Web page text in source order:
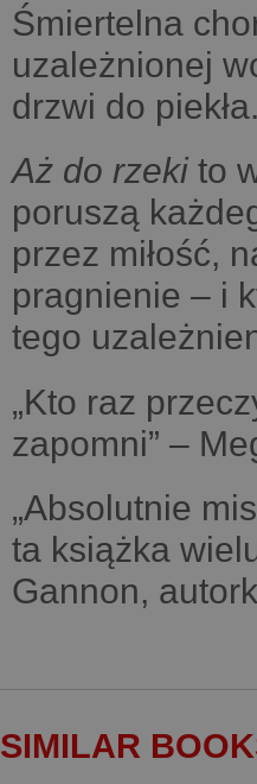
Śmiertelna
uzależnionej
drzwi do
Aż do rzeki to
poruszą
przez miłość,
pragnienie – i
tego
„Kto raz
zapomni” –
„Absolutnie
ta książka
Gannon,
SIMILAR